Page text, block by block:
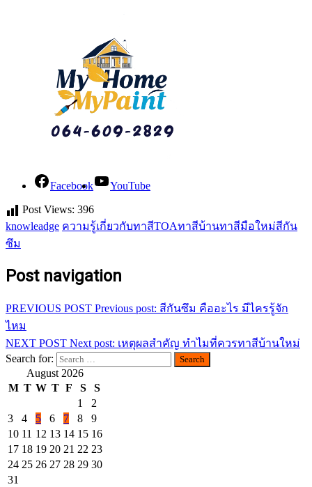
Facebook
YouTube
Post Views: 396
knowleadge ความรู้เกี่ยวกับทาสีTOAทาสีบ้านทาสีมือใหม่สีกัน
ซึม
Post navigation
PREVIOUS POST Previous post: สีกันซึม คืออะไร มีไครรู้จัก
ไหม
NEXT POST Next post: เหตุผลสำคัญ ทำไมที่ควรทาสีบ้านใหม่
Search for:
August 2026
M T W T F S
S
1
2
3
4 5 6 7 8
9
10 11 12 13 14 15 16
17 18 19 20 21 22 23
24 25 26 27 28 29 30
31